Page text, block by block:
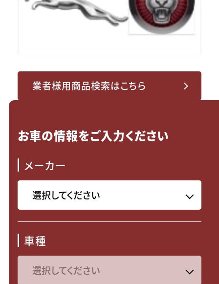
業者様用商品検索はこちら
お車の情報をご入力ください
メーカー
車種